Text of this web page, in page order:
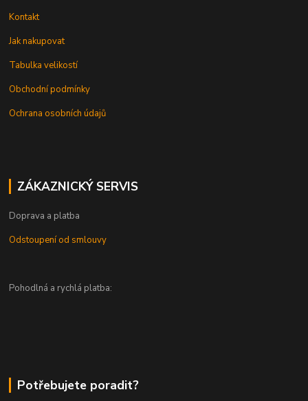
Kontakt
Jak nakupovat
Tabulka velikostí
Obchodní podmínky
Ochrana osobních údajů
ZÁKAZNICKÝ SERVIS
Doprava a platba
Odstoupení od smlouvy
Pohodlná a rychlá platba:
Potřebujete poradit?